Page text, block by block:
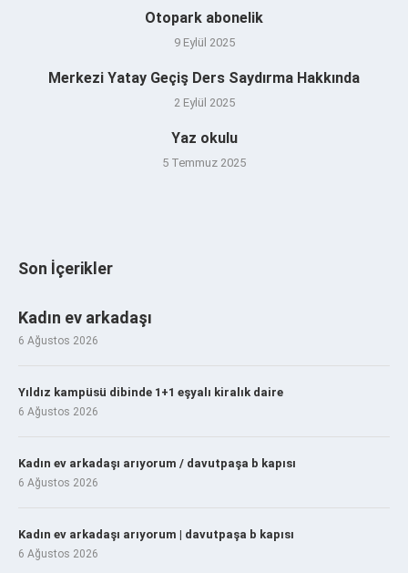
Otopark abonelik
9 Eylül 2025
Merkezi Yatay Geçiş Ders Saydırma Hakkında
2 Eylül 2025
Yaz okulu
5 Temmuz 2025
Son İçerikler
Kadın ev arkadaşı
6 Ağustos 2026
Yıldız kampüsü dibinde 1+1 eşyalı kiralık daire
6 Ağustos 2026
Kadın ev arkadaşı arıyorum / davutpaşa b kapısı
6 Ağustos 2026
Kadın ev arkadaşı arıyorum | davutpaşa b kapısı
6 Ağustos 2026